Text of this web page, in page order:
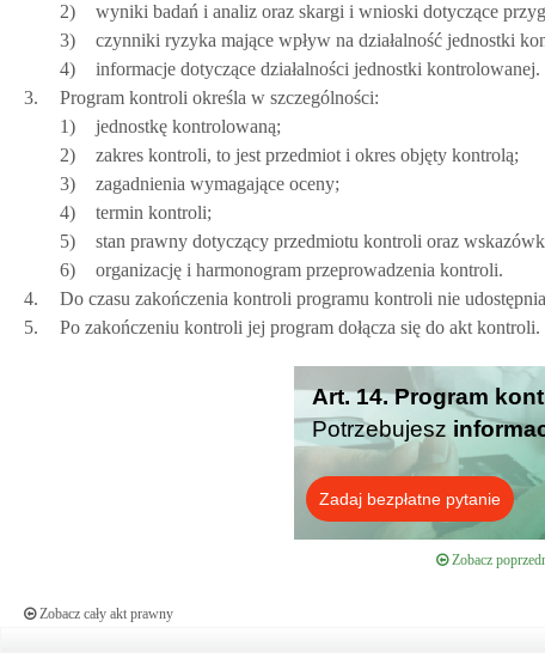
2)
wyniki badań i analiz oraz skargi i wnioski dotyczące
3)
czynniki ryzyka mające wpływ na działalność jednostki
4)
informacje dotyczące działalności jednostki kontrolowanej.
3.
Program kontroli określa w szczególności:
1)
jednostkę kontrolowaną;
2)
zakres kontroli, to jest przedmiot i okres objęty kontrolą;
3)
zagadnienia wymagające oceny;
4)
termin kontroli;
5)
stan prawny dotyczący przedmiotu kontroli oraz
6)
organizację i harmonogram przeprowadzenia kontroli.
4.
Do czasu zakończenia kontroli programu kontroli nie
5.
Po zakończeniu kontroli jej program dołącza się do akt kontroli.
Art. 14. Program
Potrzebujesz
Zadaj bezpłatne pytanie
Zobacz
Zobacz cały akt prawny